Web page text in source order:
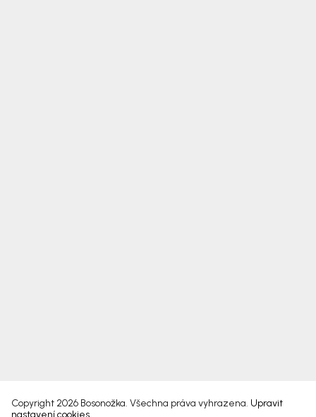
Copyright 2026 Bosonožka. Všechna práva vyhrazena. Upravit
nastavení cookies